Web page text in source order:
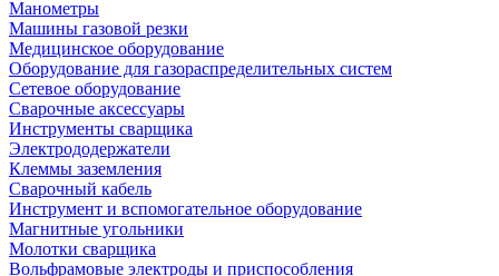
Манометры
Машины газовой резки
Медицинское оборудование
Оборудование для газораспределительных систем
Сетевое оборудование
Сварочные аксессуары
Инструменты сварщика
Электрододержатели
Клеммы заземления
Сварочный кабель
Инструмент и вспомогательное оборудование
Магнитные угольники
Молотки сварщика
Вольфрамовые электроды и приспособления